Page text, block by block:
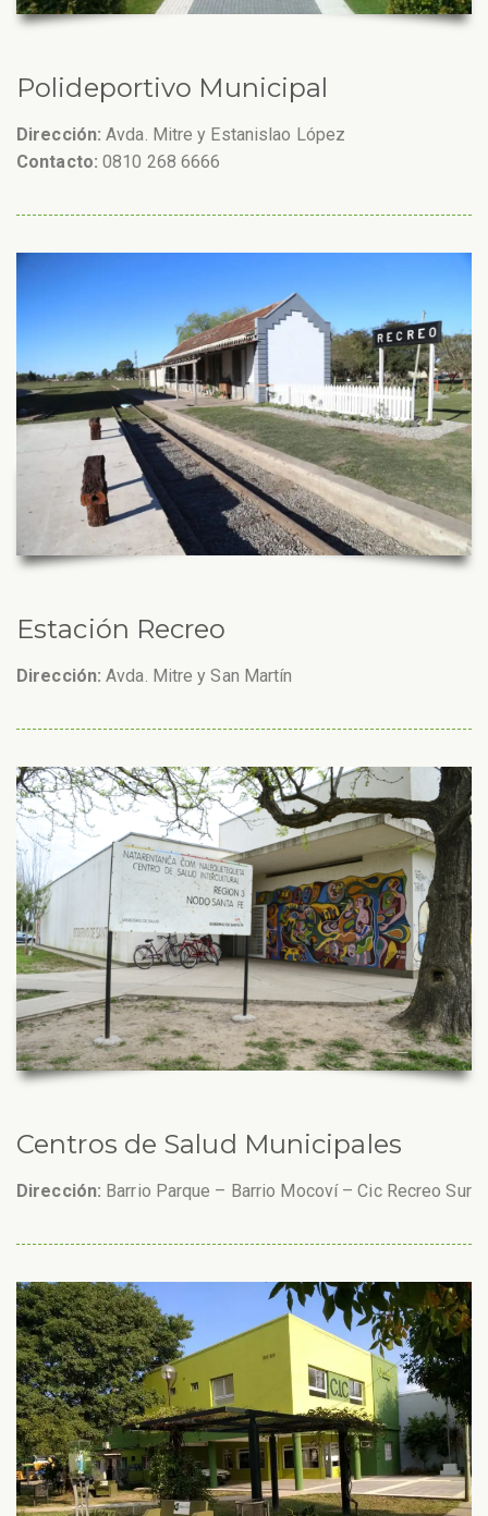
Polideportivo Municipal
Dirección: Avda. Mitre y Estanislao López
Contacto: 0810 268 6666
Estación Recreo
Dirección: Avda. Mitre y San Martín
Centros de Salud Municipales
Dirección: Barrio Parque – Barrio Mocoví – Cic Recreo Sur